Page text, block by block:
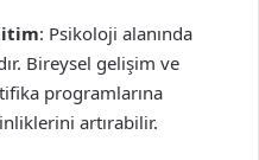
: Psikoloji alanında
Bireysel gelişim ve
programlarına
artırabilir.